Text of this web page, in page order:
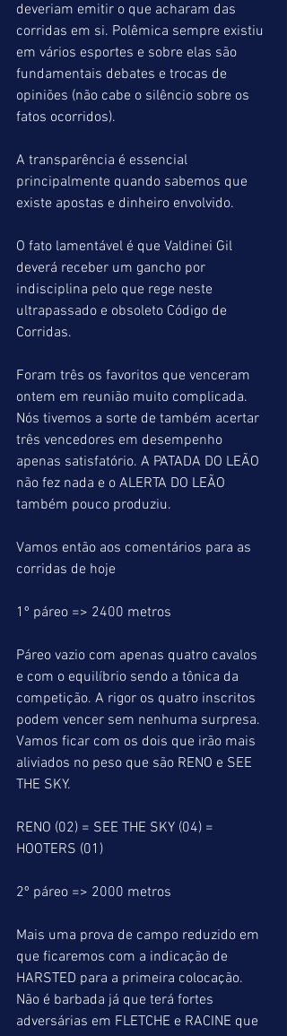
deveriam emitir o que acharam das
corridas em si. Polêmica sempre existiu
em vários esportes e sobre elas são
fundamentais debates e trocas de
opiniões (não cabe o silêncio sobre os
fatos ocorridos).
A transparência é essencial
principalmente quando sabemos que
existe apostas e dinheiro envolvido.
O fato lamentável é que Valdinei Gil
deverá receber um gancho por
indisciplina pelo que rege neste
ultrapassado e obsoleto Código de
Corridas.
Foram três os favoritos que venceram
ontem em reunião muito complicada.
Nós tivemos a sorte de também acertar
três vencedores em desempenho
apenas satisfatório. A PATADA DO LEÃO
não fez nada e o ALERTA DO LEÃO
também pouco produziu.
Vamos então aos comentários para as
corridas de hoje
1º páreo => 2400 metros
Páreo vazio com apenas quatro cavalos
e com o equilíbrio sendo a tônica da
competição. A rigor os quatro inscritos
podem vencer sem nenhuma surpresa.
Vamos ficar com os dois que irão mais
aliviados no peso que são RENO e SEE
THE SKY.
RENO (02) = SEE THE SKY (04) =
HOOTERS (01)
2º páreo => 2000 metros
Mais uma prova de campo reduzido em
que ficaremos com a indicação de
HARSTED para a primeira colocação.
Não é barbada já que terá fortes
adversárias em FLETCHE e RACINE que